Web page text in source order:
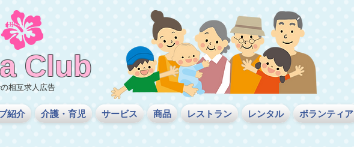
Club
相互求人広告
紹介 介護・育児 サービス 商品 レストラン レンタル ボランティア